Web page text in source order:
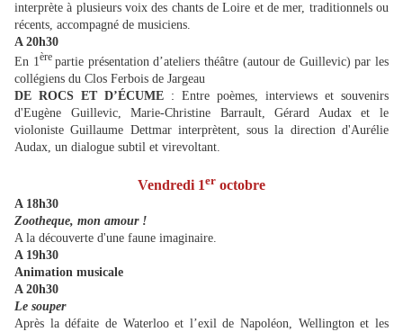
interprète à plusieurs voix des chants de Loire et de mer, traditionnels ou
récents, accompagné de musiciens.
A 20h30
En 1 èrepartie présentation d’ateliers théâtre (autour de Guillevic) par les
collégiens du Clos Ferbois de Jargeau
DE ROCS ET D’ÉCUME : Entre poèmes, interviews et souvenirs
d'Eugène Guillevic, Marie-Christine Barrault, Gérard Audax et le
violoniste Guillaume Dettmar interprètent, sous la direction d'Aurélie
Audax, un dialogue subtil et virevoltant.
Vendredi 1er octobre
A 18h30
Zootheque, mon amour !
A la découverte d'une faune imaginaire.
A 19h30
Animation musicale
A 20h30
Le souper
Après la défaite de Waterloo et l’exil de Napoléon, Wellington et les